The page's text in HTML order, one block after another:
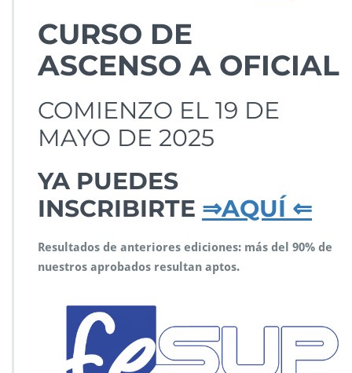
CURSO DE
ASCENSO A OFICIAL
COMIENZO EL 19 DE
MAYO DE 2025
YA PUEDES
INSCRIBIRTE ⇒AQUÍ ⇐
Resultados de anteriores ediciones: más del 90% de
nuestros aprobados resultan aptos.